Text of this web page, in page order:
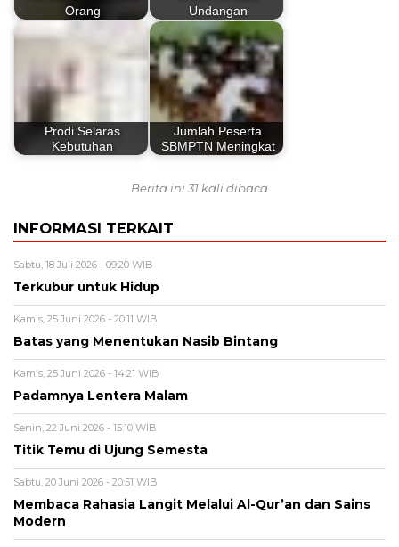
Orang
Undangan
Prodi Selaras
Kebutuhan
Jumlah Peserta
SBMPTN Meningkat
Berita ini 31 kali dibaca
INFORMASI TERKAIT
Sabtu, 18 Juli 2026 - 09:20 WIB
Terkubur untuk Hidup
Kamis, 25 Juni 2026 - 20:11 WIB
Batas yang Menentukan Nasib Bintang
Kamis, 25 Juni 2026 - 14:21 WIB
Padamnya Lentera Malam
Senin, 22 Juni 2026 - 15:10 WIB
Titik Temu di Ujung Semesta
Sabtu, 20 Juni 2026 - 20:51 WIB
Membaca Rahasia Langit Melalui Al-Qur’an dan Sains
Modern